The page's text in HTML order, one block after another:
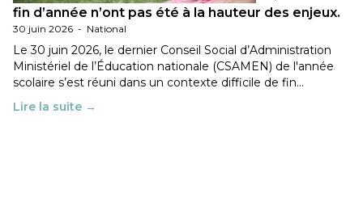
fin d’année n’ont pas été à la hauteur des enjeux.
30 juin 2026 - National
Le 30 juin 2026, le dernier Conseil Social d’Administration
Ministériel de l’Éducation nationale (CSAMEN) de l'année
scolaire s’est réuni dans un contexte difficile de fin…
Lire la suite →